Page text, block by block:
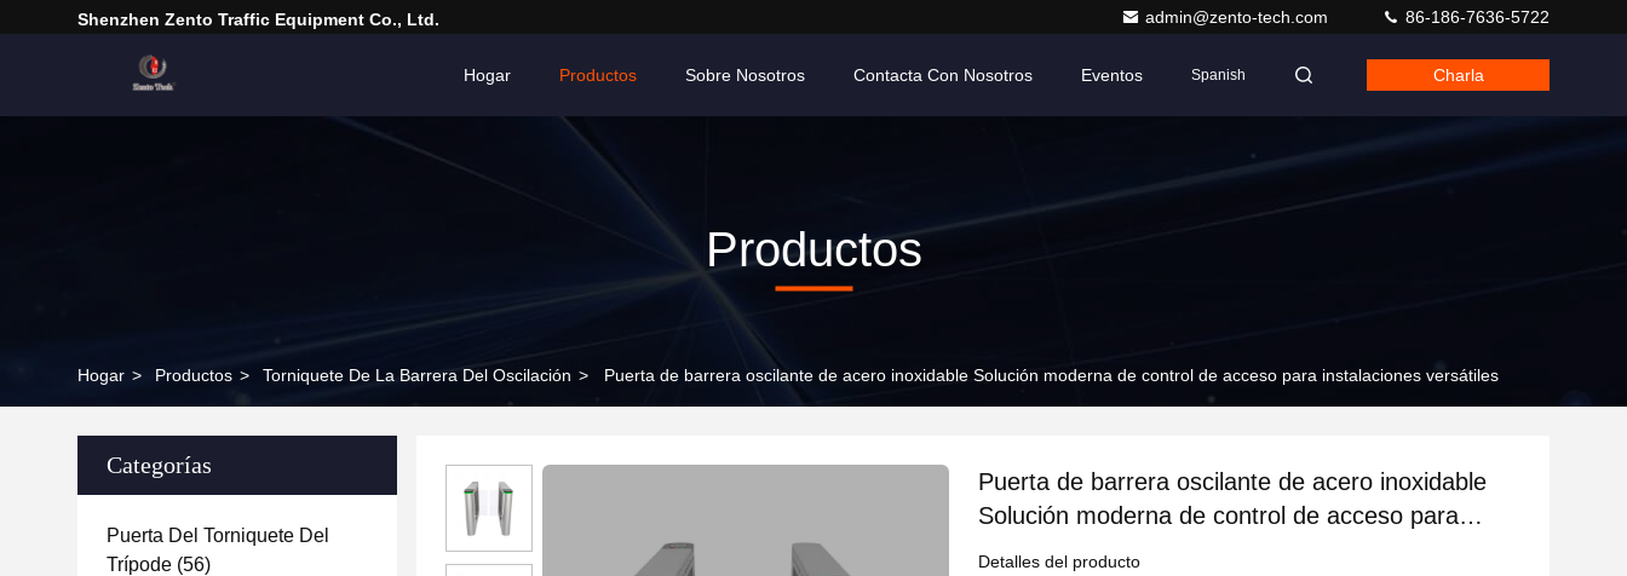
Shenzhen Zento Traffic Equipment Co., Ltd. admin@zento-tech.com 86-186-7636-5722
Hogar Productos Sobre Nosotros Contacta Con Nosotros Eventos Spanish Charla
Productos
Hogar > Productos > Torniquete De La Barrera Del Oscilación > Puerta de barrera oscilante de acero inoxidable Solución moderna de control de acceso para instalaciones versátiles
Categorías
Puerta Del Torniquete Del
Trípode (56)
Puerta de barrera oscilante de acero inoxidable
Solución moderna de control de acceso para
instalaciones versátiles
Detalles del producto